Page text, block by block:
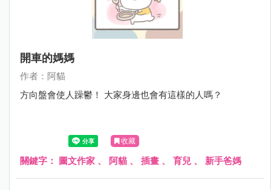
開車的媽媽
作者：阿貓
方向盤會使人躁鬱！ 大家身邊也會有這樣的人嗎？
收藏
關鍵字： 圖文作家 、 阿貓 、 插畫 、 育兒 、 新手爸媽